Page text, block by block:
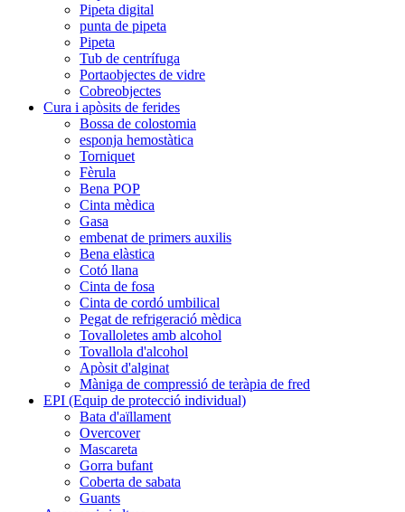
Pipeta digital
punta de pipeta
Pipeta
Tub de centrífuga
Portaobjectes de vidre
Cobreobjectes
Cura i apòsits de ferides
Bossa de colostomia
esponja hemostàtica
Torniquet
Fèrula
Bena POP
Cinta mèdica
Gasa
embenat de primers auxilis
Bena elàstica
Cotó llana
Cinta de fosa
Cinta de cordó umbilical
Pegat de refrigeració mèdica
Tovalloletes amb alcohol
Tovallola d'alcohol
Apòsit d'alginat
Màniga de compressió de teràpia de fred
EPI (Equip de protecció individual)
Bata d'aïllament
Overcover
Mascareta
Gorra bufant
Coberta de sabata
Guants